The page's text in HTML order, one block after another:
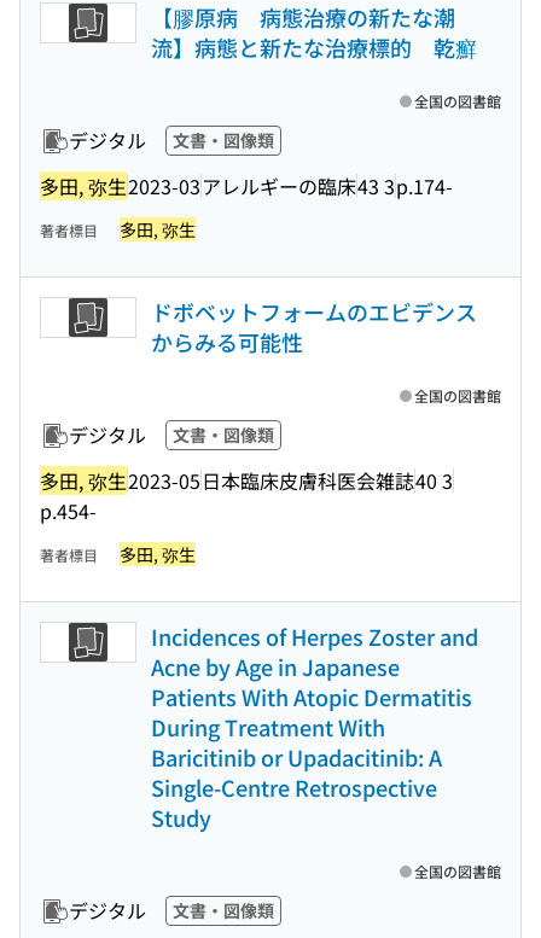
【膠原病 病態治療の新たな潮
流】病態と新たな治療標的 乾癬
デジタル 文書・図像類
多田, 弥生2023-03アレルギーの臨床43 3p.174-
全国の図書館
著者標目 多田, 弥生
ドボベットフォームのエビデンス
からみる可能性
デジタル 文書・図像類
多田, 弥生2023-05日本臨床皮膚科医会雑誌40 3
p.454-
全国の図書館
著者標目 多田, 弥生
Incidences of Herpes Zoster and
Acne by Age in Japanese
Patients With Atopic Dermatitis
During Treatment With
Baricitinib or Upadacitinib: A
Single-Centre Retrospective
Study
デジタル 文書・図像類
全国の図書館